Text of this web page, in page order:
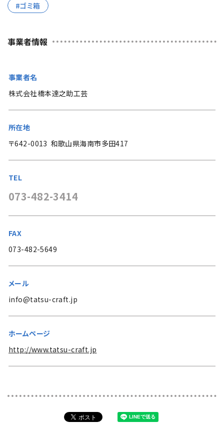
ゴミ箱
事業者情報
事業者名
株式会社橋本達之助工芸
所在地
〒642-0013 和歌山県海南市多田417
TEL
073-482-3414
FAX
073-482-5649
メール
info@tatsu-craft.jp
ホームページ
http://www.tatsu-craft.jp